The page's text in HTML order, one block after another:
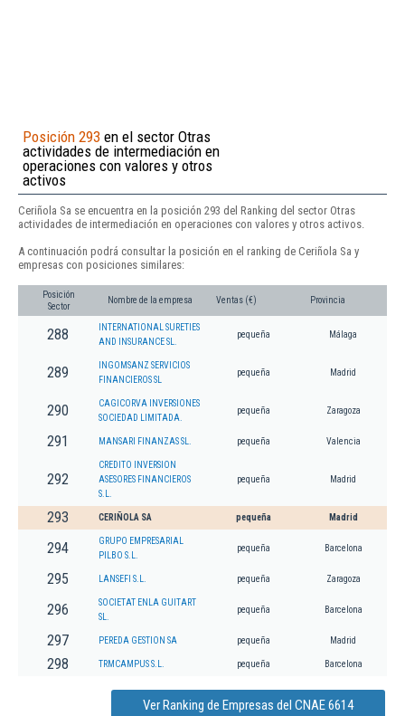
Posición 293 en el sector Otras
actividades de intermediación en
operaciones con valores y otros
activos
Ceriñola Sa se encuentra en la posición 293 del Ranking del sector Otras
actividades de intermediación en operaciones con valores y otros activos.
A continuación podrá consultar la posición en el ranking de Ceriñola Sa y
empresas con posiciones similares:
Posición
Sector
Nombre de la empresa Ventas (€) Provincia
288
INTERNATIONAL SURETIES
AND INSURANCE SL.
pequeña Málaga
289
INGOMSANZ SERVICIOS
FINANCIEROS SL
pequeña Madrid
290
CAGICORVA INVERSIONES
SOCIEDAD LIMITADA.
pequeña Zaragoza
291 MANSARI FINANZAS SL. pequeña Valencia
292
CREDITO INVERSION
ASESORES FINANCIEROS
S.L.
pequeña Madrid
293 CERIÑOLA SA pequeña Madrid
294
GRUPO EMPRESARIAL
PILBO S.L.
pequeña Barcelona
295 LANSEFI S.L. pequeña Zaragoza
296
SOCIETAT ENLA GUITART
SL.
pequeña Barcelona
297 PEREDA GESTION SA pequeña Madrid
298 TRMCAMPUS S.L. pequeña Barcelona
Ver Ranking de Empresas del CNAE 6614